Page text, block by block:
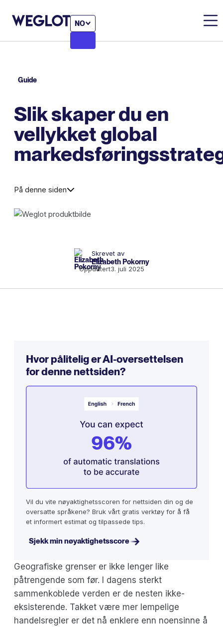
NO
Guide
Slik skaper du en
vellykket global
På denne siden
Skrevet av
Elizabeth Pokorny
Oppdatert3. juli 2025
Geografiske grenser er ikke lenger like
påtrengende som før. I dagens sterkt
sammenkoblede verden er de nesten ikke-
eksisterende. Takket være mer lempelige
handelsregler er det nå enklere enn noensinne å
Hvor pålitelig er AI-oversettelsen
for denne nettsiden?
Vil du vite nøyaktighetsscoren for nettsiden din og de
oversatte språkene? Bruk vårt gratis verktøy for å få
et informert estimat og tilpassede tips.
Sjekk min nøyaktighetsscore